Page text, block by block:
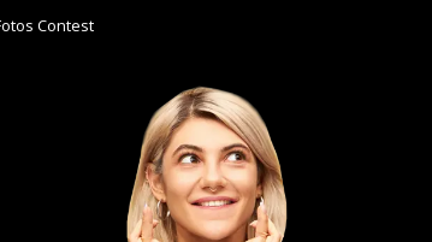
Contest